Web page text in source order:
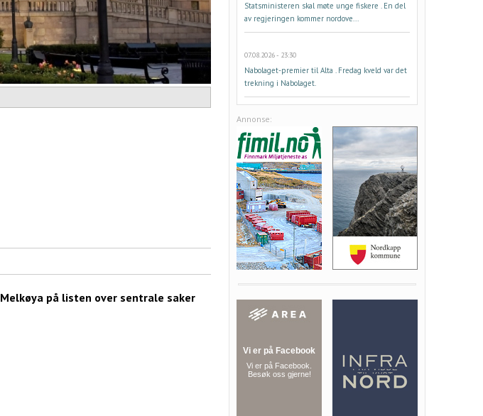
på listen over sentrale saker
Statsministeren skal møte unge fiskere . En del
av regjeringen kommer nordove...
07.08.2026 - 23:30
Nabolaget-premier til Alta . Fredag kveld var det
trekning i Nabolaget.
Annonse: